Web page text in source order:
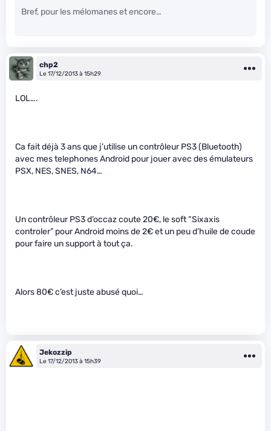
Bref, pour les mélomanes et encore…
chp2
Le 17/12/2013 à 15h29
LOL….
Ca fait déjà 3 ans que j’utilise un contrôleur PS3 (Bluetooth)
avec mes telephones Android pour jouer avec des émulateurs
PSX, NES, SNES, N64…
Un contrôleur PS3 d’occaz coute 20€, le soft “Sixaxis
controler” pour Android moins de 2€ et un peu d’huile de coude
pour faire un support à tout ça.
Alors 80€ c’est juste abusé quoi…
Jekozzip
Le 17/12/2013 à 15h39